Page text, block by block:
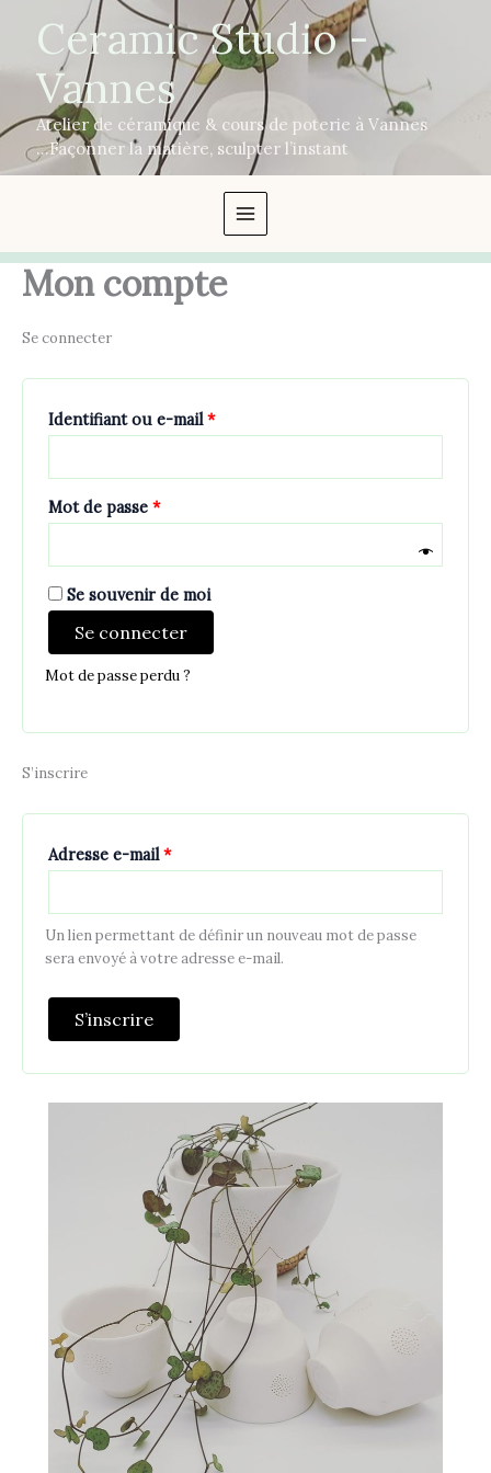
contenuCeramic Studio -
Vannes
Atelier de céramique & cours de poterie à Vannes
...Façonner la matière, sculpter l’instant
Mon compte
Se connecter
Identifiant ou e-mail*Obligatoire
Mot de passe *Obligatoire
Se souvenir de moi
Se connecter
Mot de passe perdu ?
S’inscrire
Adresse e-mail*Obligatoire
Un lien permettant de définir un nouveau mot de passe
sera envoyé à votre adresse e-mail.
S’inscrire